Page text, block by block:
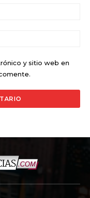
y sitio web en